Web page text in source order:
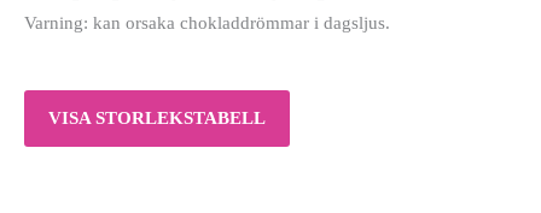
Varning: kan orsaka chokladdrömmar i dagsljus.
VISA STORLEKSTABELL